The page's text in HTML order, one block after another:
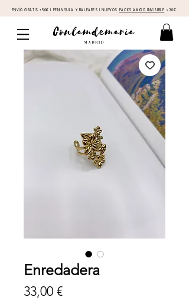
ENVÍO GRATIS +50€ I PENINSULA Y BALEARES I NUEVOS PACKS AMIGO INVISIBLE <30€
Enredadera
33,00 €Precio